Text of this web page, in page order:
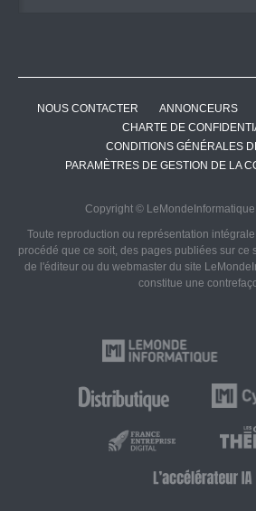
NOUS CONTACTER ANNONCEURS
CHARTE DE
CONDITIONS GÉNÉRALES
PARAMÈTRES DE GESTION DE LA
Copyright ©
Toute reproduction ou représentation
procédé que ce soit, des pages publiées sur ce
de l'éditeur ou du webmaster du site
constitue une